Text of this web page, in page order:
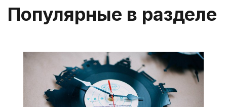
Популярные в разделе